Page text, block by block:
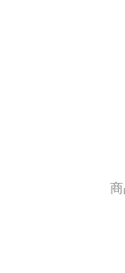
商